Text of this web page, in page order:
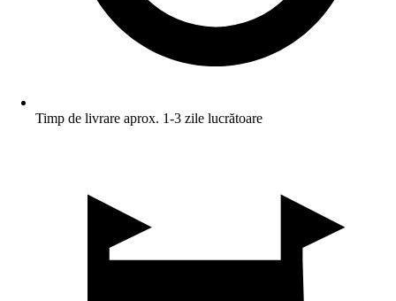
Timp de livrare aprox. 1-3 zile lucrătoare